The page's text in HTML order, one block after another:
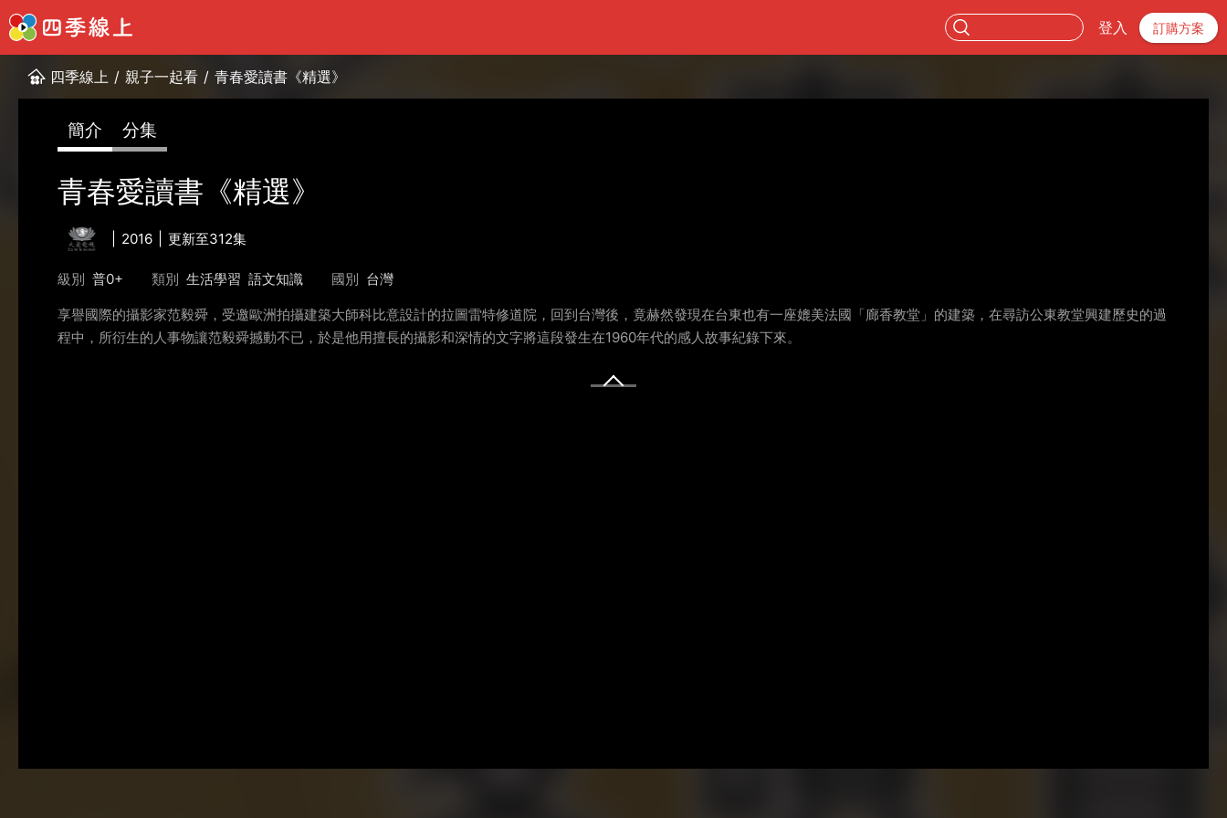
登入 訂購方案
四季線上 / 親子一起看 / 青春愛讀書《精選》
簡介 分集
青春愛讀書《精選》
2016 更新至312集
級別 普0+ 類別 生活學習 語文知識 國別 台灣
享譽國際的攝影家范毅舜，受邀歐洲拍攝建築大師科比意設計的拉圖雷特修道院，回到台灣後，竟赫然發現在台東也有一座媲美法國「廊香教堂」的建築，在尋訪公東教堂興建歷史的過
程中，所衍生的人事物讓范毅舜撼動不已，於是他用擅長的攝影和深情的文字將這段發生在1960年代的感人故事紀錄下來。